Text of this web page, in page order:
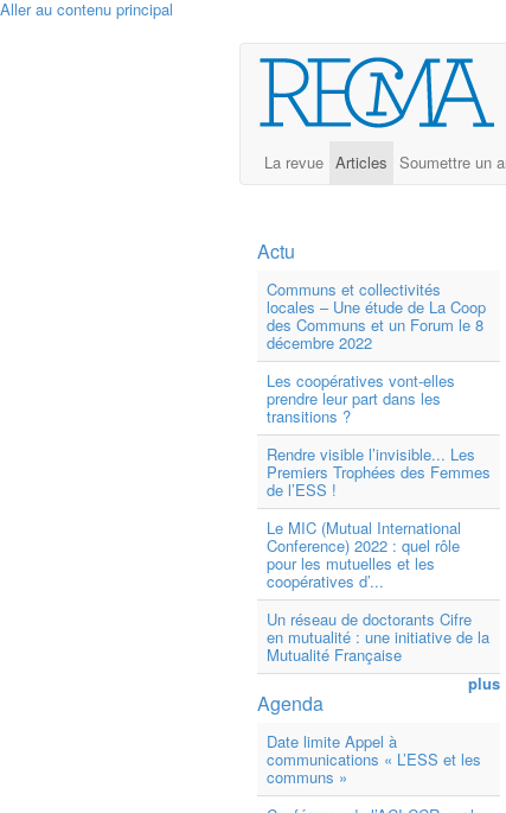
Aller au contenu principal
La revue Articles Soumettre un
Actu
Communs et collectivités
locales – Une étude de La Coop
des Communs et un Forum le 8
décembre 2022
Les coopératives vont-elles
prendre leur part dans les
transitions ?
Rendre visible l’invisible... Les
Premiers Trophées des Femmes
de l’ESS !
Le MIC (Mutual International
Conference) 2022 : quel rôle
pour les mutuelles et les
coopératives d’...
Un réseau de doctorants Cifre
en mutualité : une initiative de la
Mutualité Française
plus
Agenda
Date limite Appel à
communications « L’ESS et les
communs »